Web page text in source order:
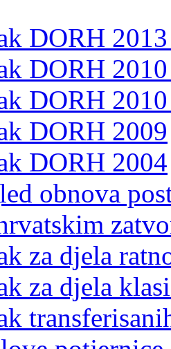
DORH
DORH
DORH
DORH 2009
DORH 2004
obnova
za djela
za djela